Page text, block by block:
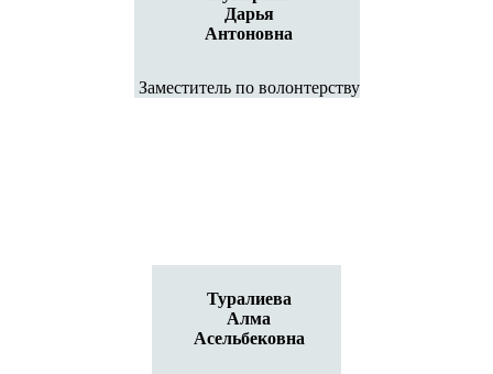
Дарья
Антоновна
Заместитель по волонтерству
Туралиева
Алма
Асельбековна